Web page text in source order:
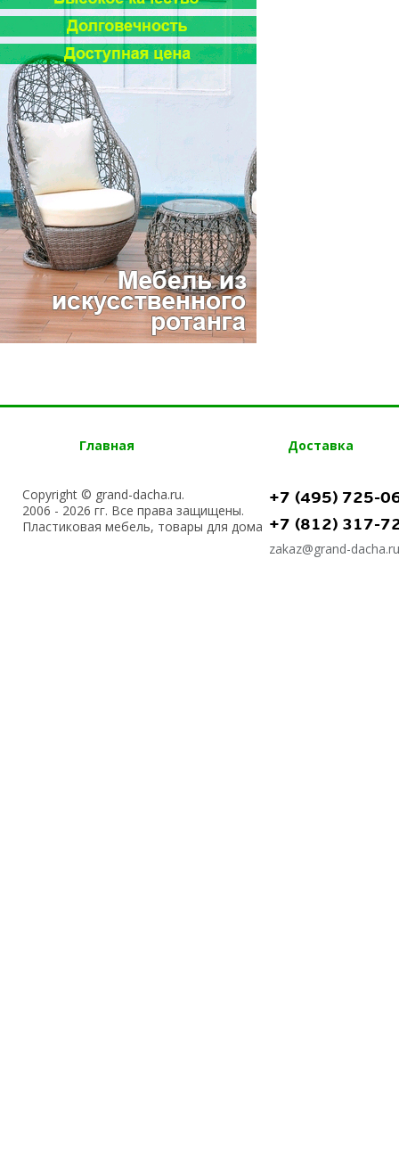
Главная Доставка
Copyright © grand-dacha.ru.
2006 - 2026 гг. Все права защищены.
Пластиковая мебель, товары для дома
+7 (495) 725-
+7 (812) 317-
zakaz@grand-dacha.ru